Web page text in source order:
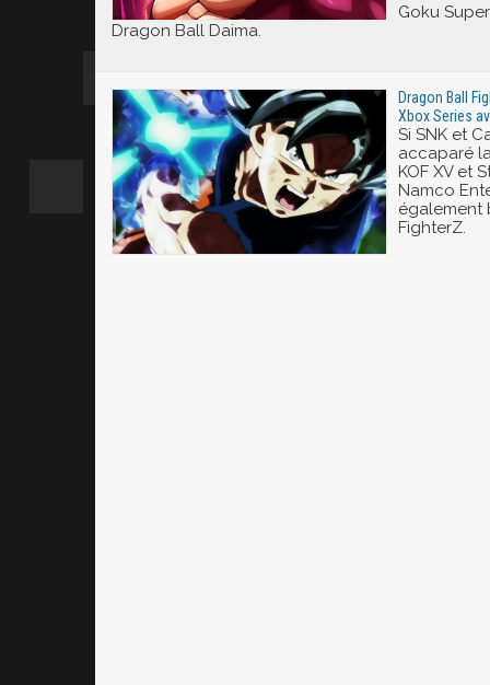
Goku
Dragon Ball Daima.
Dragon Ball
Xbox Series
Si SNK et
accaparé
KOF XV et
Namco
également
FighterZ.